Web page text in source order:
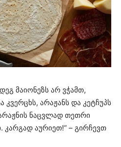
მაიონეზს არ ვჭამთ,
კვერცხს, არაჟანს და კეტჩუპს
ნაცვლად თეთრი
კარგად აურიეთ!“ – გირჩევთ